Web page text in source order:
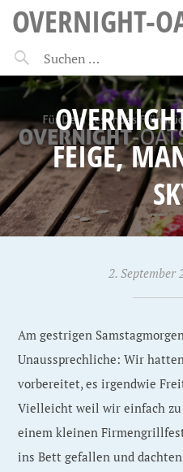
OVERNIGHT-
FEIGE,
2. September
Am gestrigen
Unaussprechliche: Wir
vorbereitet, es irgendwie
Vielleicht weil wir einfach
einem kleinen
ins Bett gefallen und